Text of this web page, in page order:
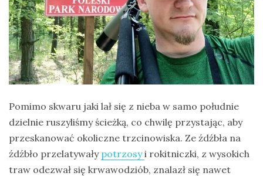
Pomimo skwaru jaki lał się z nieba w samo południe
dzielnie ruszyliśmy ścieżką, co chwilę przystając, aby
przeskanować okoliczne trzcinowiska. Ze źdźbła na
źdźbło przelatywały potrzosyi rokitniczki, z wysokich
traw odezwał się krwawodziób, znalazł się nawet